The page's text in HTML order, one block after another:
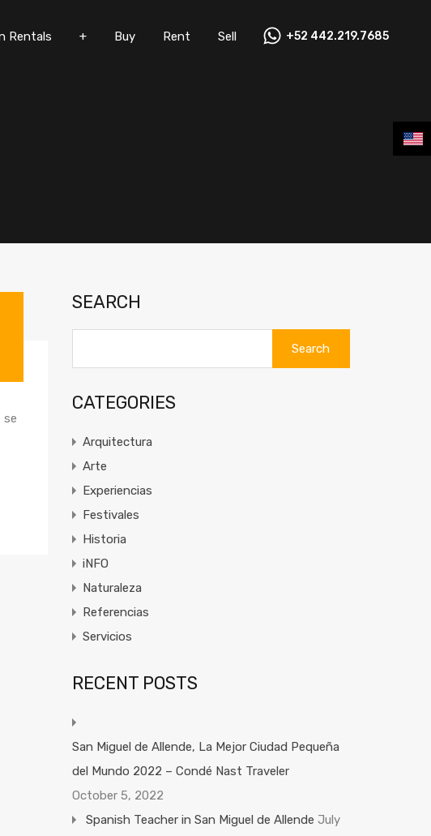
Vacation Rentals Buy Rent
Rentals + Buy Rent Sell +52 442.219.7685
se
SEARCH
CATEGORIES
Arquitectura
Arte
Experiencias
Festivales
Historia
iNFO
Naturaleza
Referencias
Servicios
RECENT POSTS
San Miguel de Allende, La Mejor Ciudad Pequeña
del Mundo 2022 – Condé Nast Traveler
October 5, 2022
Spanish Teacher in San Miguel de Allende July